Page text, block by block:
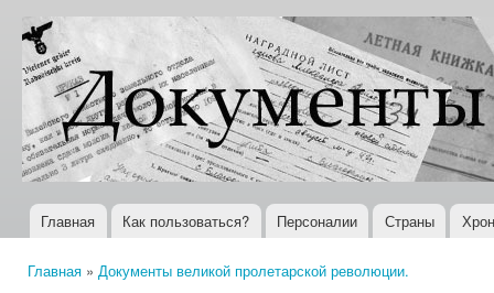
Документы
XX века
Всемирная
история в
Интернете
Главное меню
Главная Как пользоваться? Персоналии Страны
Главная » Документы великой пролетарской революции.